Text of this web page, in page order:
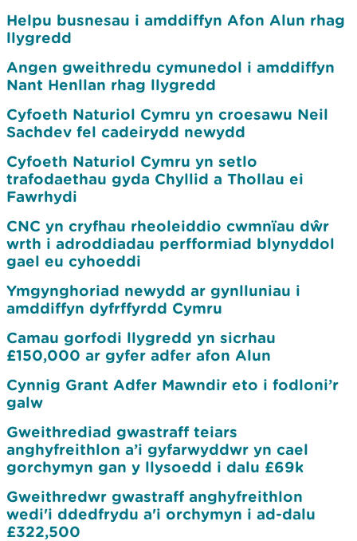
Helpu busnesau i amddiffyn Afon Alun rhag
llygredd
Angen gweithredu cymunedol i amddiffyn
Nant Henllan rhag llygredd
Cyfoeth Naturiol Cymru yn croesawu Neil
Sachdev fel cadeirydd newydd
Cyfoeth Naturiol Cymru yn setlo
trafodaethau gyda Chyllid a Thollau ei
Fawrhydi
CNC yn cryfhau rheoleiddio cwmnïau dŵr
wrth i adroddiadau perfformiad blynyddol
gael eu cyhoeddi
Ymgynghoriad newydd ar gynlluniau i
amddiffyn dyfrffyrdd Cymru
Camau gorfodi llygredd yn sicrhau
£150,000 ar gyfer adfer afon Alun
Cynnig Grant Adfer Mawndir eto i fodloni’r
galw
Gweithrediad gwastraff teiars
anghyfreithlon a’i gyfarwyddwr yn cael
gorchymyn gan y llysoedd i dalu £69k
Gweithredwr gwastraff anghyfreithlon
wedi'i ddedfrydu a'i orchymyn i ad-dalu
£322,500